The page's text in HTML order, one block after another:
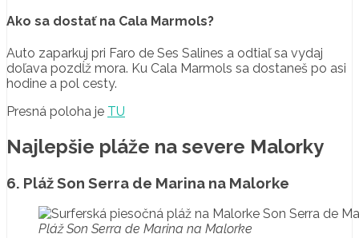
Ako sa dostať na Cala Marmols?
Auto zaparkuj pri Faro de Ses Salines a odtiaľ sa vydaj
doľava pozdĺž mora. Ku Cala Marmols sa dostaneš po asi
hodine a pol cesty.
Presná poloha je TU
Najlepšie pláže na severe Malorky
6. Pláž Son Serra de Marina na Malorke
Pláž Son Serra de Marina na Malorke